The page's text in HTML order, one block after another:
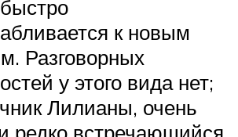
к новым
Разговорных
у этого вида нет;
Лилианы, очень